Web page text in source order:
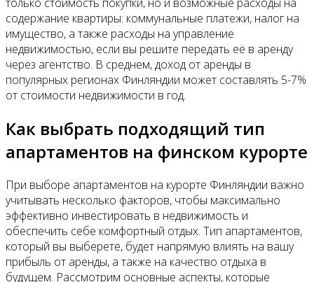
содержание квартиры: коммунальные платежи, налог на
имущество, а также расходы на управление
недвижимостью, если вы решите передать её в аренду
через агентство. В среднем, доход от аренды в
популярных регионах Финляндии может составлять 5-7%
от стоимости недвижимости в год.
Как выбрать подходящий тип
апартаментов на финском курорте
При выборе апартаментов на курорте Финляндии важно
учитывать несколько факторов, чтобы максимально
эффективно инвестировать в недвижимость и
обеспечить себе комфортный отдых. Тип апартаментов,
который вы выберете, будет напрямую влиять на вашу
прибыль от аренды, а также на качество отдыха в
будущем. Рассмотрим основные аспекты, которые